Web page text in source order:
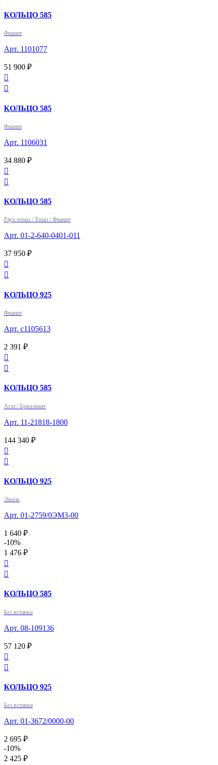
КОЛЬЦО 585
Фианит
Арт. 1101077
51 900 ₽


КОЛЬЦО 585
Фианит
Арт. 1106031
34 880 ₽


КОЛЬЦО 585
Раух-топаз / Топаз / Фианит
Арт. 01-2-640-0401-011
37 950 ₽


КОЛЬЦО 925
Фианит
Арт. с1105613
2 391 ₽


КОЛЬЦО 585
Агат / Бриллиант
Арт. 11-21818-1800
144 340 ₽


КОЛЬЦО 925
Эмаль
Арт. 01-2759/0ЭМ3-00
1 640 ₽
-10%
1 476 ₽


КОЛЬЦО 585
Без вставки
Арт. 08-109136
57 120 ₽


КОЛЬЦО 925
Без вставки
Арт. 01-3672/0000-00
2 695 ₽
-10%
2 425 ₽